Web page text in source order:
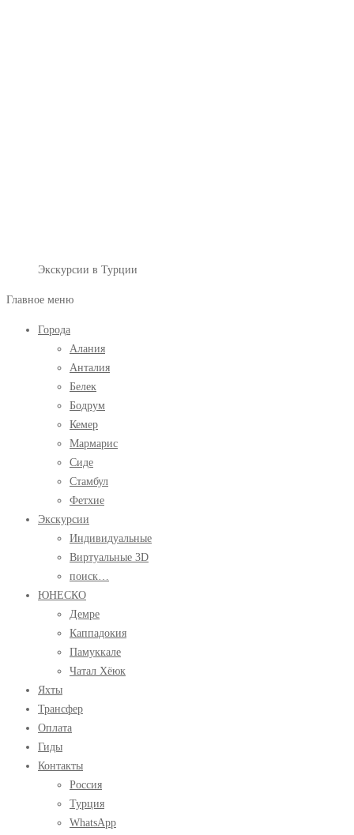
Экскурсии в Турции
Главное меню
Города
Алания
Анталия
Белек
Бодрум
Кемер
Мармарис
Сиде
Стамбул
Фетхие
Экскурсии
Индивидуальные
Виртуальные 3D
поиск…
ЮНЕСКО
Демре
Каппадокия
Памуккале
Чатал Хёюк
Яхты
Трансфер
Оплата
Гиды
Контакты
Россия
Турция
WhatsApp